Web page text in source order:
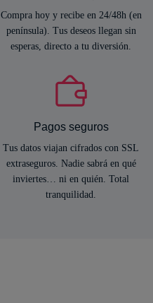
Compra hoy y recibe en 24/48h (en
península). Tus deseos llegan sin
esperas, directo a tu diversión.
Pagos seguros
Tus datos viajan cifrados con SSL
extraseguros. Nadie sabrá en qué
inviertes… ni en quién. Total
tranquilidad.